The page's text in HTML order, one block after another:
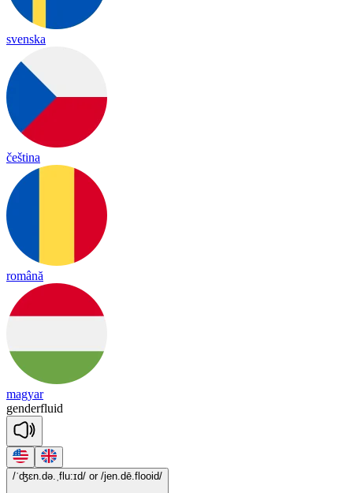
svenska
čeština
română
magyar
genderfluid
/ˈʤɛn.də.ˌflu:ɪd/ or /jen.dē.flooid/